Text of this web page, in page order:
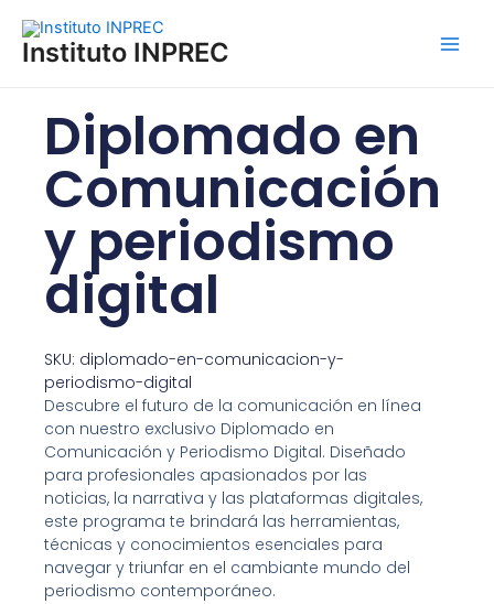
contenido
Instituto INPREC
Diplomado en
Comunicación
y periodismo
digital
SKU: diplomado-en-comunicacion-y-
periodismo-digital
Descubre el futuro de la comunicación en línea
con nuestro exclusivo Diplomado en
Comunicación y Periodismo Digital. Diseñado
para profesionales apasionados por las
noticias, la narrativa y las plataformas digitales,
este programa te brindará las herramientas,
técnicas y conocimientos esenciales para
navegar y triunfar en el cambiante mundo del
periodismo contemporáneo.